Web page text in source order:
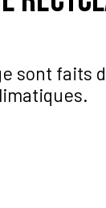
sont faits